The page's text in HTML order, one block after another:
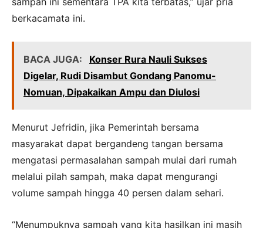
berkacamata ini.
BACA JUGA:
Konser Rura Nauli Sukses
Digelar, Rudi Disambut Gondang Panomu-
Nomuan, Dipakaikan Ampu dan Diulosi
Menurut Jefridin, jika Pemerintah bersama
masyarakat dapat bergandeng tangan bersama
mengatasi permasalahan sampah mulai dari rumah
melalui pilah sampah, maka dapat mengurangi
volume sampah hingga 40 persen dalam sehari.
“Menumpuknya sampah yang kita hasilkan ini masih